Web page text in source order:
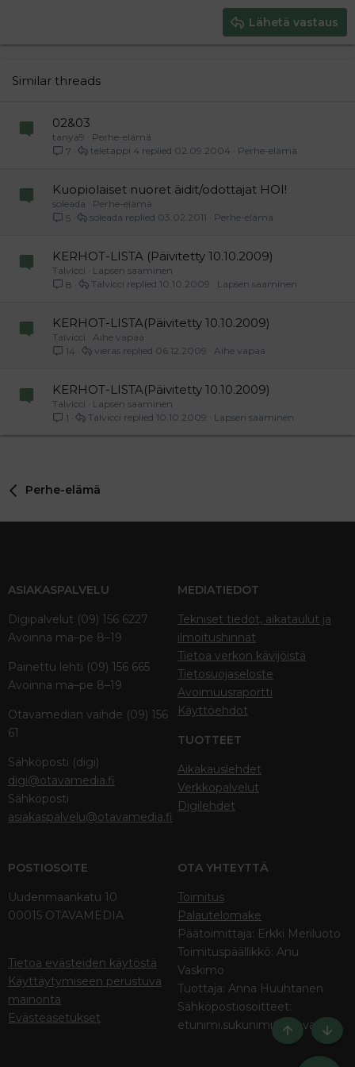
26
Lähetä vastaus
Similar threads
02&03
tanya9
Perhe-elämä
7
Perhe-elämä
02.09.2004
teletappi 4
Kuopiolaiset nuoret äidit/odottajat HOI!
soleada
Perhe-elämä
5
Perhe-elämä
03.02.2011
soleada
KERHOT-LISTA (Päivitetty 10.10.2009)
Talvicci
Lapsen saaminen
8
Lapsen saaminen
10.10.2009
Talvicci
KERHOT-LISTA(Päivitetty 10.10.2009)
Talvicci
Aihe vapaa
14
Aihe vapaa
06.12.2009
vieras
KERHOT-LISTA(Päivitetty 10.10.2009)
Talvicci
Lapsen saaminen
1
Lapsen saaminen
10.10.2009
Talvicci
Perhe-elämä
ASIAKASPALVELU
Digipalvelut (09) 156 6227
Avoinna ma–pe 8–19
Painettu lehti (09) 156 665
Avoinna ma–pe 8–19
Otavamedian vaihde (09) 156
61
Sähköposti (digi)
digi@otavamedia.fi
Sähköposti
asiakaspalvelu@otavamedia.fi
MEDIATIEDOT
Tekniset tiedot, aikataulut ja
ilmoitushinnat
Tietoa verkon kävijöistä
Tietosuojaseloste
Avoimuusraportti
Käyttöehdot
TUOTTEET
Aikakauslehdet
Verkkopalvelut
Digilehdet
POSTIOSOITE
Uudenmaankatu 10
00015 OTAVAMEDIA
Tietoa evästeiden käytöstä
Käyttäytymiseen perustuva
mainonta
Evästeasetukset
OTA YHTEYTTÄ
Toimitus
Palautelomake
Päätoimittaja: Erkki Meriluoto
Toimituspäällikkö: Anu
Vaskimo
Tuottaja: Anna Huuhtanen
Sähköpostiosoitteet:
etunimi.sukunimi@otava.fi
Ylös